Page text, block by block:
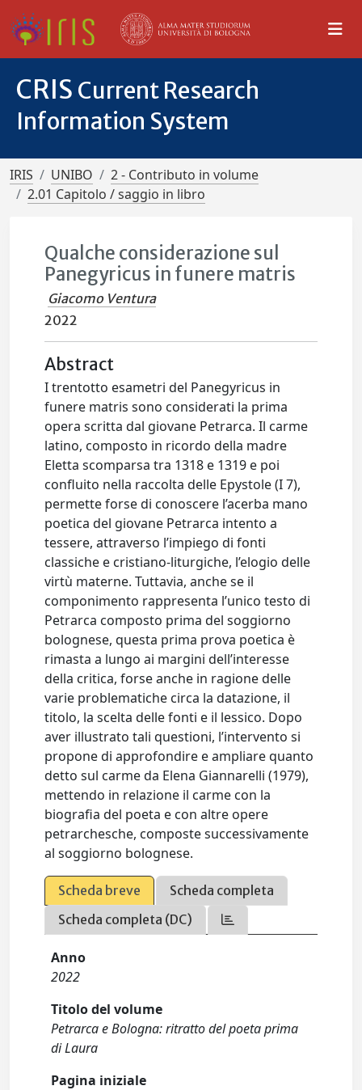
CRIS Current Research
Information System
IRIS UNIBO
2 - Contributo in volume
2.01 Capitolo / saggio in libro
Qualche considerazione sul
Panegyricus in funere matris
Giacomo Ventura
2022
Abstract
I trentotto esametri del Panegyricus in
funere matris sono considerati la prima
opera scritta dal giovane Petrarca. Il carme
latino, composto in ricordo della madre
Eletta scomparsa tra 1318 e 1319 e poi
confluito nella raccolta delle Epystole (I 7),
permette forse di conoscere l’acerba mano
poetica del giovane Petrarca intento a
tessere, attraverso l’impiego di fonti
classiche e cristiano-liturgiche, l’elogio delle
virtù materne. Tuttavia, anche se il
componimento rappresenta l’unico testo di
Petrarca composto prima del soggiorno
bolognese, questa prima prova poetica è
rimasta a lungo ai margini dell’interesse
della critica, forse anche in ragione delle
varie problematiche circa la datazione, il
titolo, la scelta delle fonti e il lessico. Dopo
aver illustrato tali questioni, l’intervento si
propone di approfondire e ampliare quanto
detto sul carme da Elena Giannarelli (1979),
mettendo in relazione il carme con la
biografia del poeta e con altre opere
petrarchesche, composte successivamente
al soggiorno bolognese.
Scheda breve
Scheda completa
Scheda completa (DC)
Anno
2022
Titolo del volume
Petrarca e Bologna: ritratto del poeta prima
di Laura
Pagina iniziale